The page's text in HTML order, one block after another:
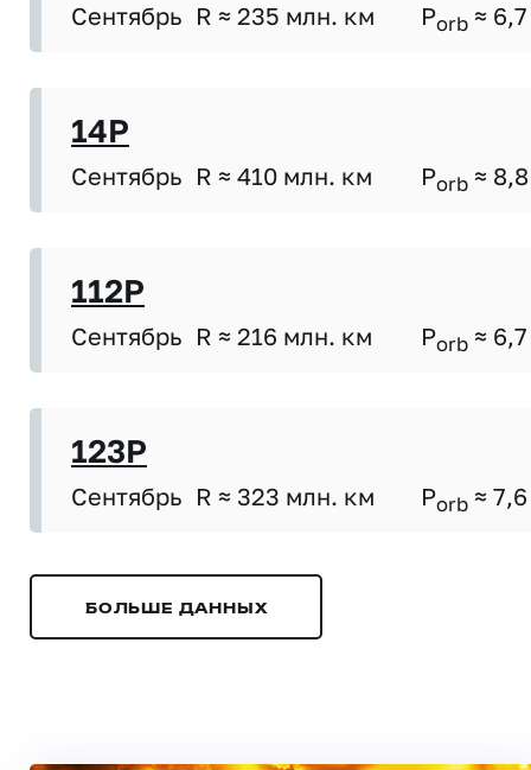
Сентябрь R ≈ 235 млн. км Porb ≈ 6,7
14P
Сентябрь R ≈ 410 млн. км Porb ≈ 8,8
112P
Сентябрь R ≈ 216 млн. км Porb ≈ 6,7
123P
Сентябрь R ≈ 323 млн. км Porb ≈ 7,6
БОЛЬШЕ ДАННЫХ